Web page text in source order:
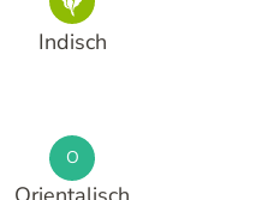
Indisch
O